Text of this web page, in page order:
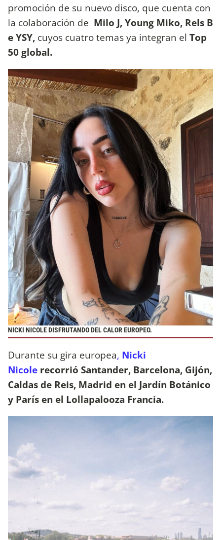
promoción de su nuevo disco, que cuenta con
la colaboración de Milo J, Young Miko, Rels B
e YSY, cuyos cuatro temas ya integran el Top
50 global.
NICKI NICOLE DISFRUTANDO DEL CALOR EUROPEO.
Durante su gira europea, Nicki
Nicole recorrió Santander, Barcelona, Gijón,
Caldas de Reis, Madrid en el Jardín Botánico
y París en el Lollapalooza Francia.